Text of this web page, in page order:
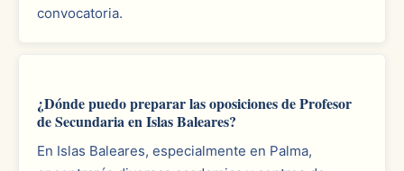
convocatoria.
¿Dónde puedo preparar las oposiciones de Profesor
de Secundaria en Islas Baleares?
En Islas Baleares, especialmente en Palma,